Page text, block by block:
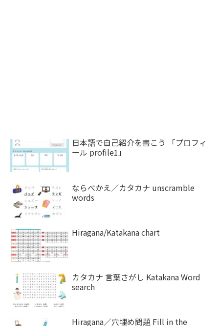
日本語で自己紹介を書こう 「プロフィ
ール profile1」
ならべかえ／カタカナ unscramble
words
Hiragana/Katakana chart
カタカナ 言葉さがし Katakana Word
search
Hiragana／穴埋め問題 Fill in the